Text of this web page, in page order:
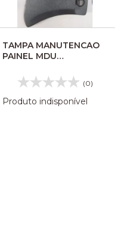
TAMPA MANUTENCAO
PAINEL MDU
GRANFLEX 365415
(0)
Produto indisponível